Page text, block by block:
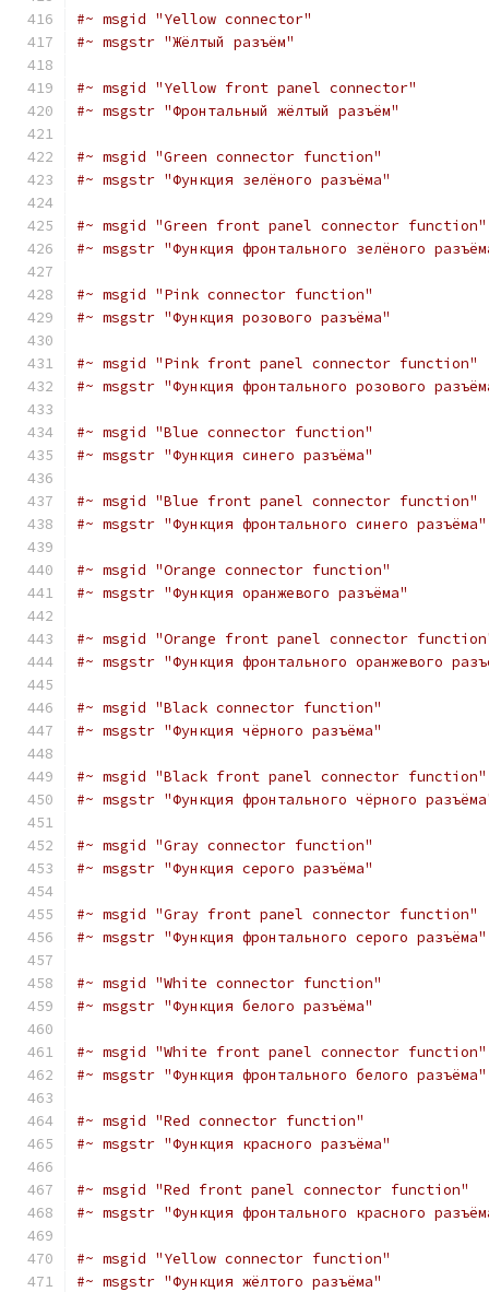
#~ msgid "Yellow connector"
#~ msgstr "Жёлтый разъём"
#~ msgid "Yellow front panel connector"
#~ msgstr "Фронтальный жёлтый разъём"
#~ msgid "Green connector function"
#~ msgstr "Функция зелёного разъёма"
#~ msgid "Green front panel connector function"
#~ msgstr "Функция фронтального зелёного
#~ msgid "Pink connector function"
#~ msgstr "Функция розового разъёма"
#~ msgid "Pink front panel connector function"
#~ msgstr "Функция фронтального розового
#~ msgid "Blue connector function"
#~ msgstr "Функция синего разъёма"
#~ msgid "Blue front panel connector function"
#~ msgstr "Функция фронтального синего разъёма"
#~ msgid "Orange connector function"
#~ msgstr "Функция оранжевого разъёма"
#~ msgid "Orange front panel connector
#~ msgstr "Функция фронтального оранжевого
#~ msgid "Black connector function"
#~ msgstr "Функция чёрного разъёма"
#~ msgid "Black front panel connector function"
#~ msgstr "Функция фронтального чёрного
#~ msgid "Gray connector function"
#~ msgstr "Функция серого разъёма"
#~ msgid "Gray front panel connector function"
#~ msgstr "Функция фронтального серого разъёма"
#~ msgid "White connector function"
#~ msgstr "Функция белого разъёма"
#~ msgid "White front panel connector function"
#~ msgstr "Функция фронтального белого разъёма"
#~ msgid "Red connector function"
#~ msgstr "Функция красного разъёма"
#~ msgid "Red front panel connector function"
#~ msgstr "Функция фронтального красного
#~ msgid "Yellow connector function"
#~ msgstr "Функция жёлтого разъёма"